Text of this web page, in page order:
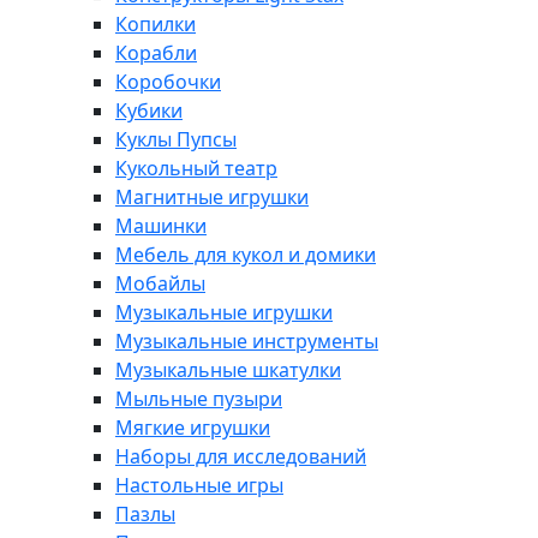
Копилки
Корабли
Коробочки
Кубики
Куклы Пупсы
Кукольный театр
Магнитные игрушки
Машинки
Мебель для кукол и домики
Мобайлы
Музыкальные игрушки
Музыкальные инструменты
Музыкальные шкатулки
Мыльные пузыри
Мягкие игрушки
Наборы для исследований
Настольные игры
Пазлы